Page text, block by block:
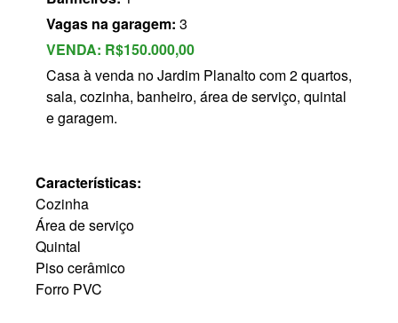
Vagas na garagem: 3
VENDA: R$150.000,00
Casa à venda no Jardim Planalto com 2 quartos,
sala, cozinha, banheiro, área de serviço, quintal
e garagem.
Características:
Cozinha
Área de serviço
Quintal
Piso cerâmico
Forro PVC